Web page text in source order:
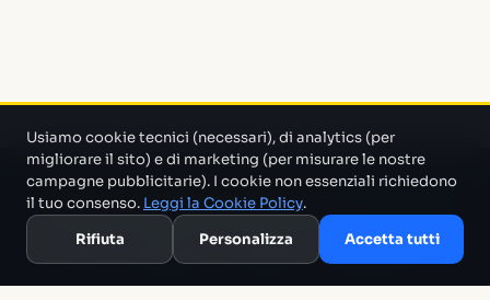
Un progetto di Marco Monty Montemagno
che cerca in mezzo al casino e ti porta solo quello che serve.
Glossario
Usiamo cookie tecnici (necessari), di analytics (per
migliorare il sito) e di marketing (per misurare le nostre
campagne pubblicitarie). I cookie non essenziali richiedono
il tuo consenso. Leggi la Cookie Policy.
Rifiuta
Personalizza Accetta tutti